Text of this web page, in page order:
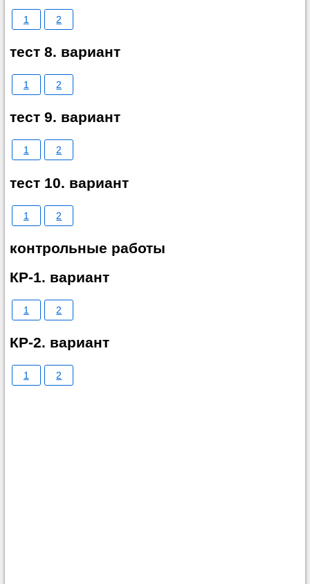
1 2
тест 8. вариант
1 2
тест 9. вариант
1 2
тест 10. вариант
1 2
контрольные работы
КР-1. вариант
1 2
КР-2. вариант
1 2